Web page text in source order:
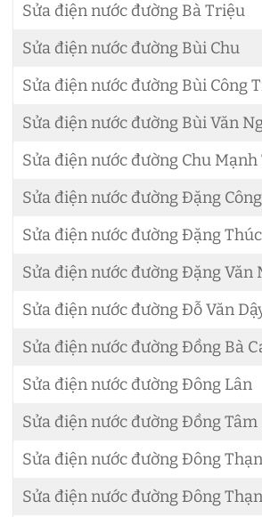
Sửa điện nước đường Bà Triệu
Sửa điện nước đường Bùi Chu
Sửa điện nước đường Bùi Công
Sửa điện nước đường Bùi Văn
Sửa điện nước đường Chu
Sửa điện nước đường Đặng
Sửa điện nước đường Đặng
Sửa điện nước đường Đặng Văn
Sửa điện nước đường Đỗ Văn
Sửa điện nước đường Đồng Bà
Sửa điện nước đường Đông Lân
Sửa điện nước đường Đồng Tâm
Sửa điện nước đường Đông
Sửa điện nước đường Đông